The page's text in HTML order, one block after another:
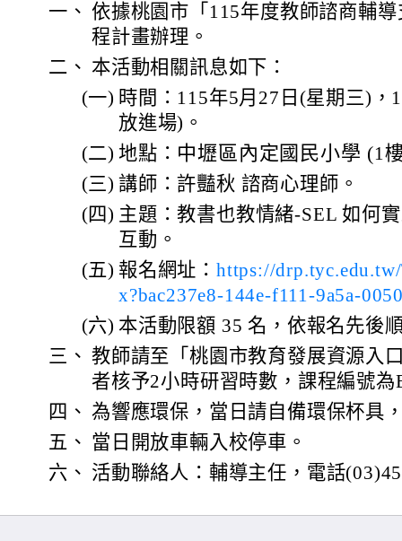
一、 依據桃園市「115年度教師諮商輔
程計畫辦理。
二、 本活動相關訊息如下：
(一) 時間：115年5月27日(星期三)，
放進場)。
(二) 地點： 中壢區內定國民小學 (1
(三) 講師：許豔秋 諮商心理師。
(四) 主題：教書也教情緒-SEL 如何
互動。
(五) 報名網址： https://
x?bac237e8-144e-f111-9a5a-
(六) 本活動限額 35 名，依報名先後
三、 教師請至「桃園市教育發展資源入
者核予2小時研習時數，課程編號為
四、 為響應環保，當日請自備環保杯具
五、 當日開放車輛入校停車。
六、 活動聯絡人：輔導主任，電話